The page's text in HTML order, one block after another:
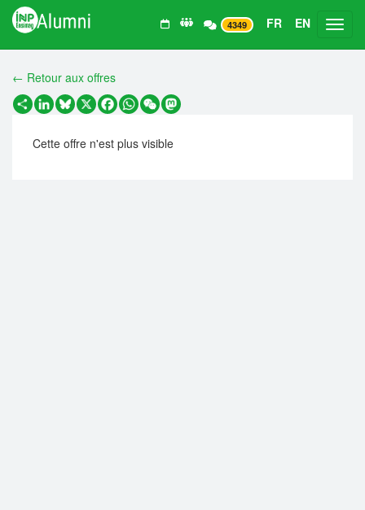
4349 FR EN
← Retour aux offres
PartagerLinkedIn
Bluesky
X Facebook
WhatsApp
WeChatMastodon
Cette offre n'est plus visible